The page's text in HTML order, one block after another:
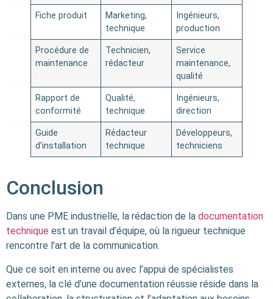
Fiche produit
Marketing,
technique
Ingénieurs,
production
Procédure de
maintenance
Technicien,
rédacteur
Service
maintenance,
qualité
Rapport de
conformité
Qualité,
technique
Ingénieurs,
direction
Guide
d’installation
Rédacteur
technique
Développeurs,
techniciens
Conclusion
Dans une PME industrielle, la rédaction de la documentation
technique est un travail d’équipe, où la rigueur technique
rencontre l’art de la communication.
Que ce soit en interne ou avec l’appui de spécialistes
externes, la clé d’une documentation réussie réside dans la